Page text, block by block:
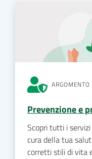
ARGOMENTO
Prevenzione e
Scopri tutti i
cura della tua
corretti stili di vita